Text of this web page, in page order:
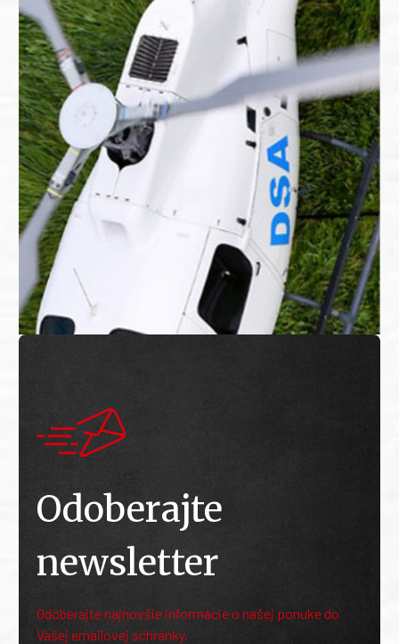
Odoberajte
newsletter
Odoberajte najnovšie informácie o našej ponuke do
Vašej emailovej schránky.